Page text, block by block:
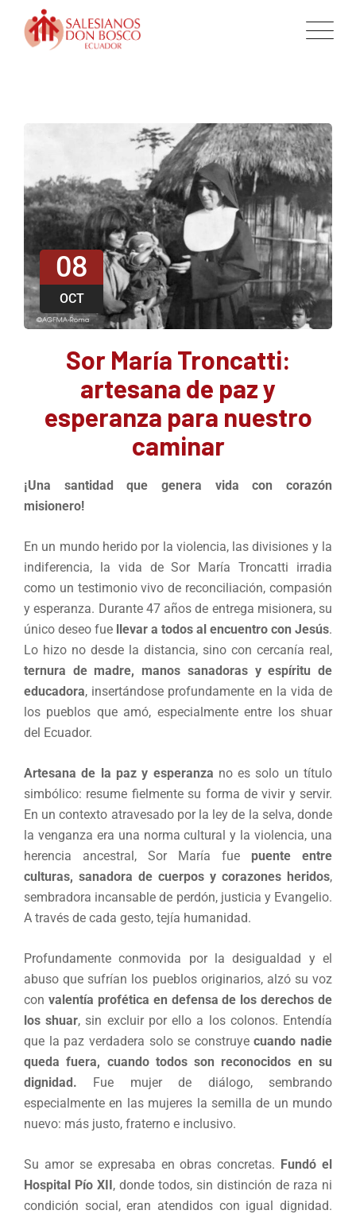
08
OCT
Sor María Troncatti:
artesana de paz y
esperanza para nuestro
caminar
¡Una santidad que genera vida con corazón
misionero!
En un mundo herido por la violencia, las divisiones y la
indiferencia, la vida de Sor María Troncatti irradia
como un testimonio vivo de reconciliación, compasión
y esperanza. Durante 47 años de entrega misionera, su
único deseo fue
llevar a todos al encuentro con Jesús.
Lo hizo no desde la distancia, sino con cercanía real,
ternura de madre, manos sanadoras y espíritu de
educadora, insertándose profundamente en la vida de
los pueblos que amó, especialmente entre los shuar
del Ecuador.
Artesana de la paz y esperanza no es solo un título
simbólico: resume fielmente su forma de vivir y servir.
En un contexto atravesado por la ley de la selva, donde
la venganza era una norma cultural y la violencia, una
herencia ancestral, Sor María fue puente entre
culturas, sanadora de cuerpos y corazones heridos,
sembradora incansable de perdón, justicia y Evangelio.
A través de cada gesto, tejía humanidad.
Profundamente conmovida por la desigualdad y el
abuso que sufrían los pueblos originarios, alzó su voz
con valentía profética en defensa de los derechos de
los shuar, sin excluir por ello a los colonos. Entendía
que la paz verdadera solo se construyecuando nadie
queda fuera, cuando todos son reconocidos en su
dignidad. Fue mujer de diálogo, sembrando
especialmente en las mujeres la semilla de un mundo
nuevo: más justo, fraterno e inclusivo.
Su amor se expresaba en obras concretas. Fundó el
Hospital Pío XII , donde todos, sin distinción de raza ni
condición social, eran atendidos con igual dignidad.